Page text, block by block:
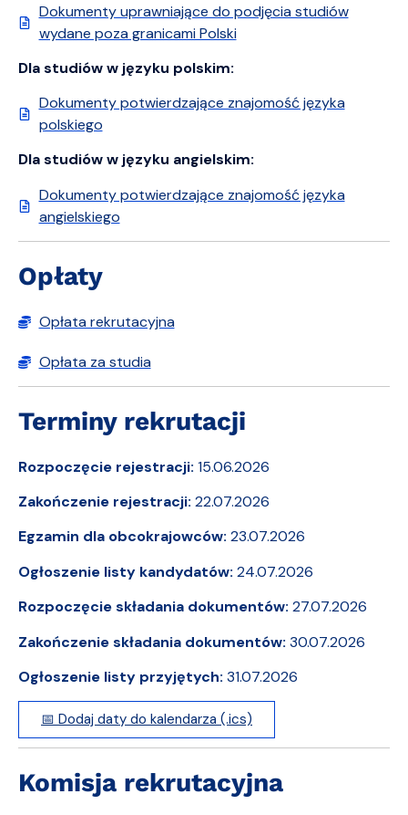
Dokumenty uprawniające do podjęcia studiów
wydane poza granicami Polski
Dla studiów w języku polskim:
Dokumenty potwierdzające znajomość języka
polskiego
Dla studiów w języku angielskim:
Dokumenty potwierdzające znajomość języka
angielskiego
Opłaty
Opłata rekrutacyjna
Opłata za studia
Terminy rekrutacji
Rozpoczęcie rejestracji: 15.06.2026
Zakończenie rejestracji: 22.07.2026
Egzamin dla obcokrajowców: 23.07.2026
Ogłoszenie listy kandydatów: 24.07.2026
Rozpoczęcie składania dokumentów: 27.07.2026
Zakończenie składania dokumentów: 30.07.2026
Ogłoszenie listy przyjętych: 31.07.2026
📅 Dodaj daty do kalendarza (.ics)
Komisja rekrutacyjna